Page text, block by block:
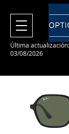
Última actualización:
03/08/2026